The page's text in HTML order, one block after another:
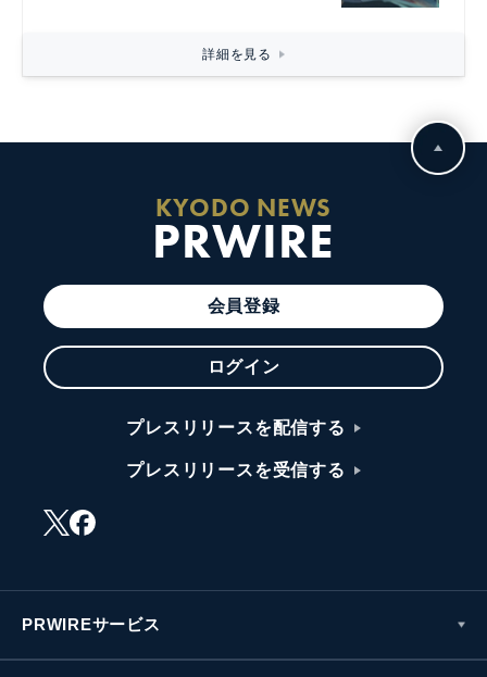
詳細を見る
KYODO NEWS
PRWIRE
会員登録
ログイン
プレスリリースを配信する
プレスリリースを受信する
PRWIREサービス